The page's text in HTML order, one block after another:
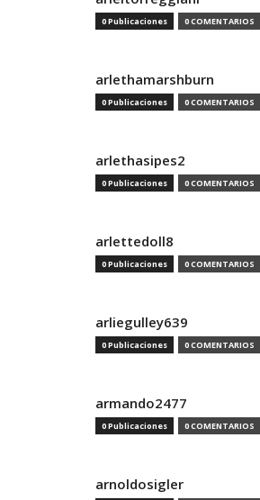
0 Publicaciones 0 COMENTARIOS
arlethamarshburn
0 Publicaciones 0 COMENTARIOS
arlethasipes2
0 Publicaciones 0 COMENTARIOS
arlettedoll8
0 Publicaciones 0 COMENTARIOS
arliegulley639
0 Publicaciones 0 COMENTARIOS
armando2477
0 Publicaciones 0 COMENTARIOS
arnoldosigler